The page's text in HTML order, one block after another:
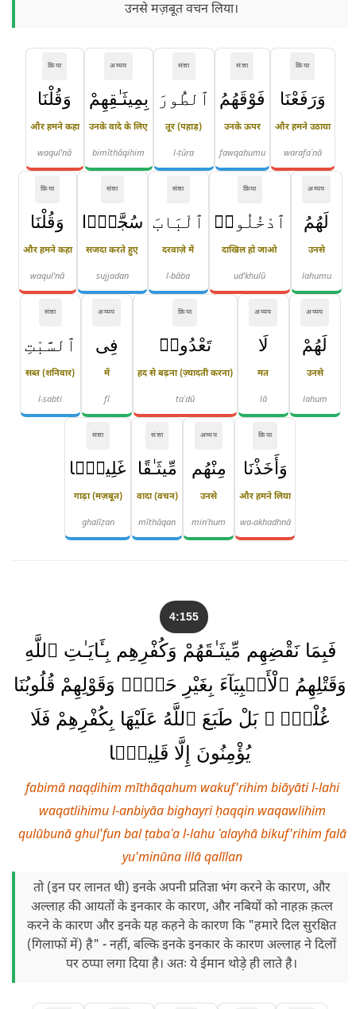
उनसे मज़बूत वचन लिया।
क्रिया
وَرَفَعْنَا
और हमने उठाया
warafaʿnā
संज्ञा
فَوْقَهُمُ
उनके ऊपर
fawqahumu
संज्ञा
ٱلطُّورَ
तूर (पहाड़)
l-ṭūra
अव्यय
بِمِيثَـٰقِهِمْ
उनके वादे के लिए
bimīthāqihim
क्रिया
وَقُلْنَا
और हमने कहा
waqul'nā
अव्यय
لَهُمُ
उनसे
lahumu
क्रिया
ٱدْخُلُوا۟
दाखिल हो जाओ
ud'khulū
संज्ञा
ٱلْبَابَ
दरवाज़े में
l-bāba
संज्ञा
سُجَّدًۭا
सजदा करते हुए
sujjadan
क्रिया
وَقُلْنَا
और हमने कहा
waqul'nā
अव्यय
لَهُمْ
उनसे
lahum
अव्यय
لَا
मत
lā
क्रिया
تَعْدُوا۟
हद से बढ़ना (ज़्यादती करना)
taʿdū
अव्यय
فِى
में
fī
संज्ञा
ٱلسَّبْتِ
सब्त (शनिवार)
l-sabti
क्रिया
وَأَخَذْنَا
और हमने लिया
wa-akhadhnā
अव्यय
مِنْهُم
उनसे
min'hum
संज्ञा
مِّيثَـٰقًا
वादा (वचन)
mīthāqan
संज्ञा
غَلِيظًۭا
गाढ़ा (मज़बूत)
ghalīẓan
4:155
فَبِمَا نَقْضِهِم مِّيثَـٰقَهُمْ وَكُفْرِهِم بِـَٔايَـٰتِ ٱللَّهِ
وَقَتْلِهِمُ ٱلْأَنۢبِيَآءَ بِغَيْرِ حَقٍّۢ وَقَوْلِهِمْ قُلُوبُنَا
غُلْفٌۢ ۚ بَلْ طَبَعَ ٱللَّهُ عَلَيْهَا بِكُفْرِهِمْ فَلَا
يُؤْمِنُونَ إِلَّا قَلِيلًۭا
fabimā naqḍihim mīthāqahum wakuf'rihim biāyāti l-lahi
waqatlihimu l-anbiyāa bighayri ḥaqqin waqawlihim
qulūbunā ghul'fun bal ṭabaʿa l-lahu ʿalayhā bikuf'rihim falā
yu'minūna illā qalīlan
तो (इन पर लानत थी) इनके अपनी प्रतिज्ञा भंग करने के कारण, और
अल्लाह की आयतों के इनकार के कारण, और नबियों को नाहक़ क़त्ल
करने के कारण और इनके यह कहने के कारण कि "हमारे दिल सुरक्षित
(गिलाफों में) है" - नहीं, बल्कि इनके इनकार के कारण अल्लाह ने दिलों
पर ठप्पा लगा दिया है। अतः ये ईमान थोड़े ही लाते है।